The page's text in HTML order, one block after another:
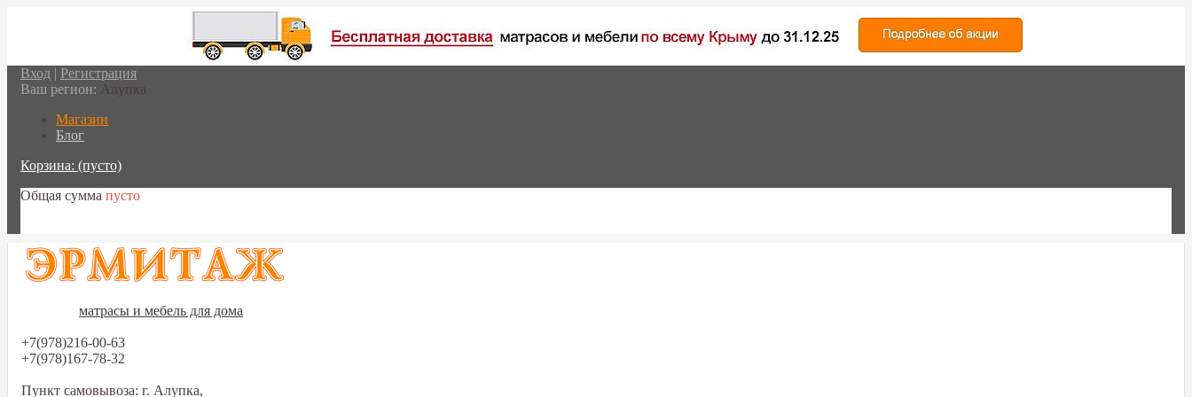
Вход | Регистрация
Ваш регион: Алупка
Магазин
Блог
Корзина: (пусто)
Общая сумма пусто
матрасы и мебель для дома
+7(978)216-00-63
+7(978)167-78-32
Пункт самовывоза: г. Алупка,